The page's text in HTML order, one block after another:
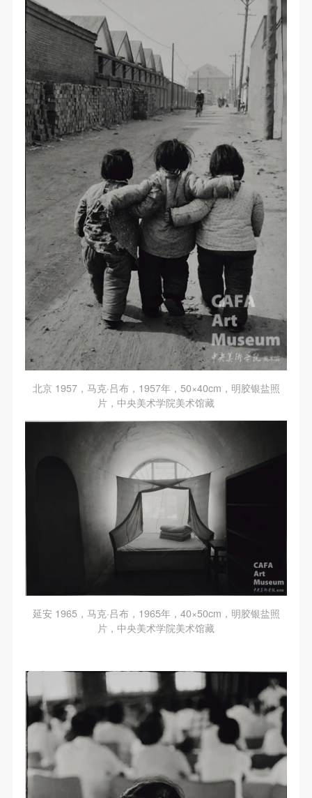
北京 1957，马克·吕布，1957年，50×40cm，明胶银盐照
片，中央美术学院美术馆藏
延安 1965，马克·吕布，1965年，40×50cm，明胶银盐照
片，中央美术学院美术馆藏
可使用雅昌艺术网会员账户登录